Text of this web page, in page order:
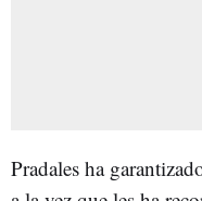
Pradales ha